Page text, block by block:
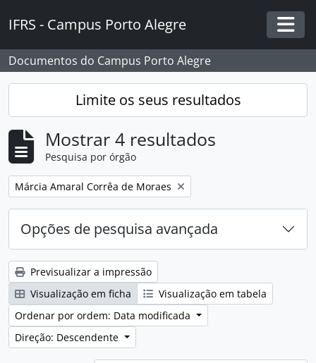
IFRS - Campus Porto Alegre
Documentos do Campus Porto Alegre
Limite os seus resultados
Mostrar 4 resultados
Pesquisa por órgão
Remover filtro:
Márcia Amaral Corrêa de Moraes
Opções de pesquisa avançada
Previsualizar a impressão
Visualização em ficha
Visualização em tabela
Ordenar por ordem: Data modificada
Direção: Descendente